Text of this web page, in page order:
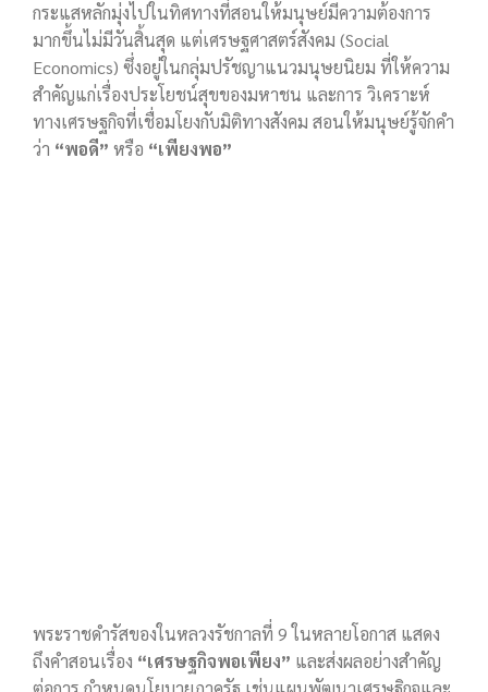
กระแสหลักมุ่งไปในทิศทางที่สอนให้มนุษย์มีความต้องการ
มากขึ้นไม่มีวันสิ้นสุด แต่เศรษฐศาสตร์สังคม (Social
Economics) ซึ่งอยู่ในกลุ่มปรัชญาแนวมนุษยนิยม ที่ให้ความ
สำคัญแก่เรื่องประโยชน์สุขของมหาชน และการ วิเคราะห์
ทางเศรษฐกิจที่เชื่อมโยงกับมิติทางสังคม สอนให้มนุษย์รู้จักคำ
ว่า “พอดี” หรือ “เพียงพอ”
พระราชดำรัสของในหลวงรัชกาลที่ 9 ในหลายโอกาส แสดง
ถึงคำสอนเรื่อง “เศรษฐกิจพอเพียง” และส่งผลอย่างสำคัญ